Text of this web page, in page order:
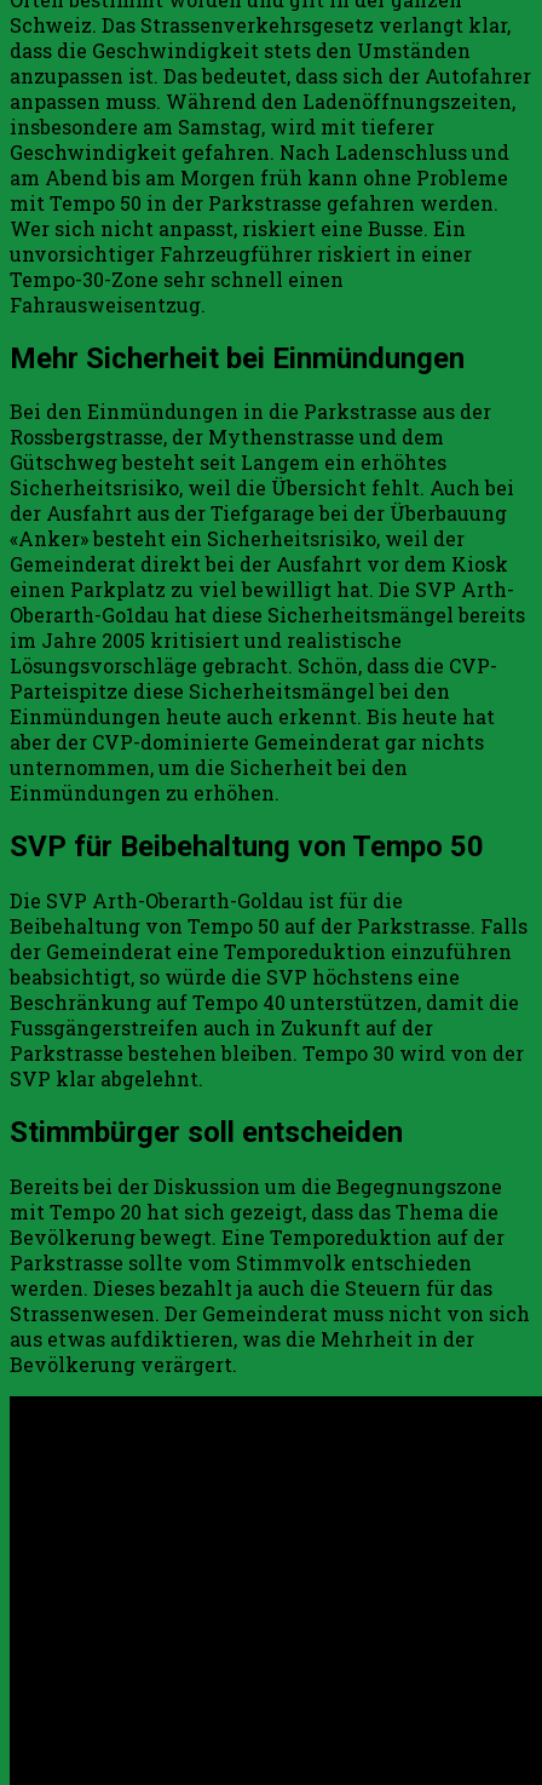
Schweiz. Das Strassenverkehrsgesetz verlangt klar,
dass die Geschwindigkeit stets den Umständen
anzupassen ist. Das bedeutet, dass sich der Autofahrer
anpassen muss. Während den Ladenöffnungszeiten,
insbesondere am Samstag, wird mit tieferer
Geschwindigkeit gefahren. Nach Ladenschluss und
am Abend bis am Morgen früh kann ohne Probleme
mit Tempo 50 in der Parkstrasse gefahren werden.
Wer sich nicht anpasst, riskiert eine Busse. Ein
unvorsichtiger Fahrzeugführer riskiert in einer
Tempo-30-Zone sehr schnell einen
Fahrausweisentzug.
Mehr Sicherheit bei Einmündungen
Bei den Einmündungen in die Parkstrasse aus der
Rossbergstrasse, der Mythenstrasse und dem
Gütschweg besteht seit Langem ein erhöhtes
Sicherheitsrisiko, weil die Übersicht fehlt. Auch bei
der Ausfahrt aus der Tiefgarage bei der Überbauung
«Anker» besteht ein Sicherheitsrisiko, weil der
Gemeinderat direkt bei der Ausfahrt vor dem Kiosk
einen Parkplatz zu viel bewilligt hat. Die SVP Arth-
Oberarth-Go1dau hat diese Sicherheitsmängel bereits
im Jahre 2005 kritisiert und realistische
Lösungsvorschläge gebracht. Schön, dass die CVP-
Parteispitze diese Sicherheitsmängel bei den
Einmündungen heute auch erkennt. Bis heute hat
aber der CVP-dominierte Gemeinderat gar nichts
unternommen, um die Sicherheit bei den
Einmündungen zu erhöhen.
SVP für Beibehaltung von Tempo 50
Die SVP Arth-Oberarth-Goldau ist für die
Beibehaltung von Tempo 50 auf der Parkstrasse. Falls
der Gemeinderat eine Temporeduktion einzuführen
beabsichtigt, so würde die SVP höchstens eine
Beschränkung auf Tempo 40 unterstützen, damit die
Fussgängerstreifen auch in Zukunft auf der
Parkstrasse bestehen bleiben. Tempo 30 wird von der
SVP klar abgelehnt.
Stimmbürger soll entscheiden
Bereits bei der Diskussion um die Begegnungszone
mit Tempo 20 hat sich gezeigt, dass das Thema die
Bevölkerung bewegt. Eine Temporeduktion auf der
Parkstrasse sollte vom Stimmvolk entschieden
werden. Dieses bezahlt ja auch die Steuern für das
Strassenwesen. Der Gemeinderat muss nicht von sich
aus etwas aufdiktieren, was die Mehrheit in der
Bevölkerung verärgert.